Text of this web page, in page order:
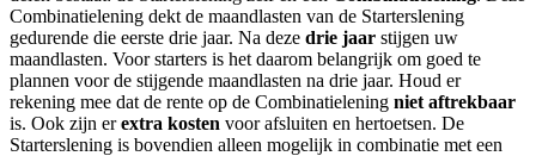
Combinatielening dekt de maandlasten van de Starterslening
gedurende die eerste drie jaar. Na deze drie jaar stijgen uw
maandlasten. Voor starters is het daarom belangrijk om goed te
plannen voor de stijgende maandlasten na drie jaar. Houd er
rekening mee dat de rente op de Combinatielening niet aftrekbaar
is. Ook zijn erextra kosten voor afsluiten en hertoetsen. De
Starterslening is bovendien alleen mogelijk in combinatie met een